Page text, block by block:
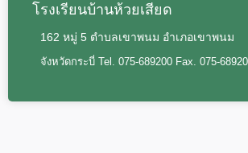
โรงเรียนบ้านห้วยเสียด
162 หมู่ 5 ตำบลเขาพนม อำเภอเขาพนม
จังหวัดกระบี่ Tel. 075-689200 Fax. 075-